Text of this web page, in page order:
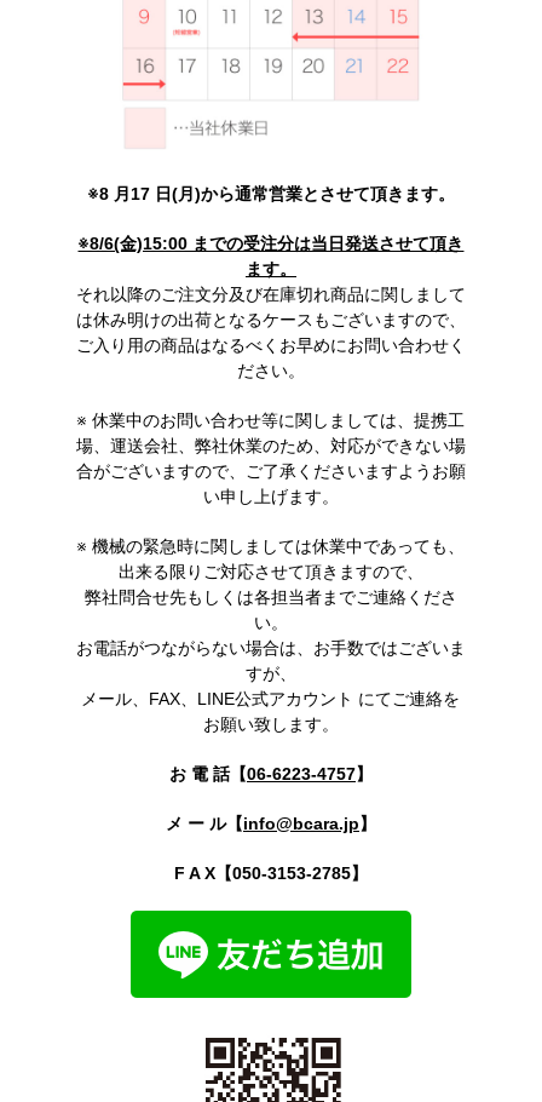
※8 月17 日(月)から通常営業とさせて頂きます。
※8/6(金)15:00 までの受注分は当日発送させて頂き
ます。
それ以降のご注文分及び在庫切れ商品に関しまして
は休み明けの出荷となるケースもございますので、
ご入り用の商品はなるべくお早めにお問い合わせく
ださい。
※ 休業中のお問い合わせ等に関しましては、提携工
場、運送会社、弊社休業のため、対応ができない場
合がございますので、ご了承くださいますようお願
い申し上げます。
※ 機械の緊急時に関しましては休業中であっても、
出来る限りご対応させて頂きますので、
弊社問合せ先もしくは各担当者までご連絡くださ
い。
お電話がつながらない場合は、お手数ではございま
すが、
メール、FAX、LINE公式アカウント にてご連絡を
お願い致します。
お 電 話【06-6223-4757】
メ ー ル【info@bcara.jp】
F A X【050-3153-2785】